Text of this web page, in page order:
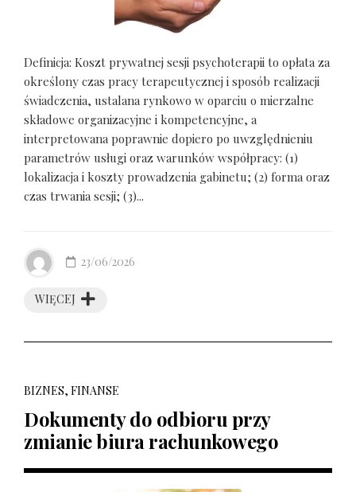
Definicja: Koszt prywatnej sesji psychoterapii to opłata za
określony czas pracy terapeutycznej i sposób realizacji
świadczenia, ustalana rynkowo w oparciu o mierzalne
składowe organizacyjne i kompetencyjne, a
interpretowana poprawnie dopiero po uwzględnieniu
parametrów usługi oraz warunków współpracy: (1)
lokalizacja i koszty prowadzenia gabinetu; (2) forma oraz
czas trwania sesji; (3)...
WIĘCEJ
23/06/2026
BIZNES, FINANSE
Dokumenty do odbioru przy
zmianie biura rachunkowego